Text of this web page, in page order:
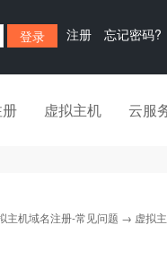
注册 忘记密码?
虚拟主机 云服
主机域名注册-常见问题 → 虚拟